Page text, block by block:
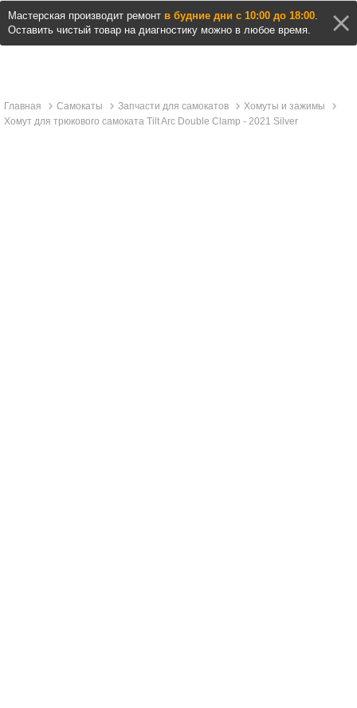
Мастерская производит ремонт в будние дни с 10:00 до 18:00.
Оставить чистый товар на диагностику можно в любое время.
Главная Самокаты Запчасти для самокатов
Хомуты и зажимы
Хомут для трюкового самоката Tilt Arc Double Clamp - 2021 Silver